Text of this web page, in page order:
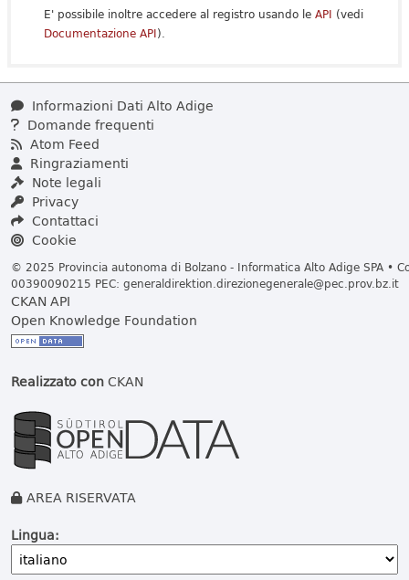
E' possibile inoltre accedere al registro usando le API (vedi
Documentazione API).
Informazioni Dati Alto Adige
Domande frequenti
Atom Feed
Ringraziamenti
Note legali
Privacy
Contattaci
Cookie
© 2025 Provincia autonoma di Bolzano - Informatica Alto Adige SPA •
00390090215 PEC: generaldirektion.direzionegenerale@pec.prov.bz.it
CKAN API
Open Knowledge Foundation
Realizzato conCKAN
AREA RISERVATA
Lingua